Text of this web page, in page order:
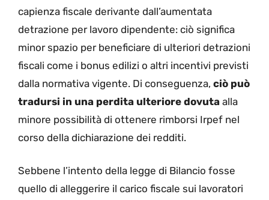
capienza fiscale derivante dall’aumentata
detrazione per lavoro dipendente: ciò significa
minor spazio per beneficiare di ulteriori detrazioni
fiscali come i bonus edilizi o altri incentivi previsti
dalla normativa vigente. Di conseguenza, ciò può
tradursi in una perdita ulteriore dovuta alla
minore possibilità di ottenere rimborsi Irpef nel
corso della dichiarazione dei redditi.
Sebbene l’intento della legge di Bilancio fosse
quello di alleggerire il carico fiscale sui lavoratori